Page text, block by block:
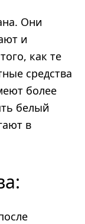
Они
и
как те
средства
более
белый
в